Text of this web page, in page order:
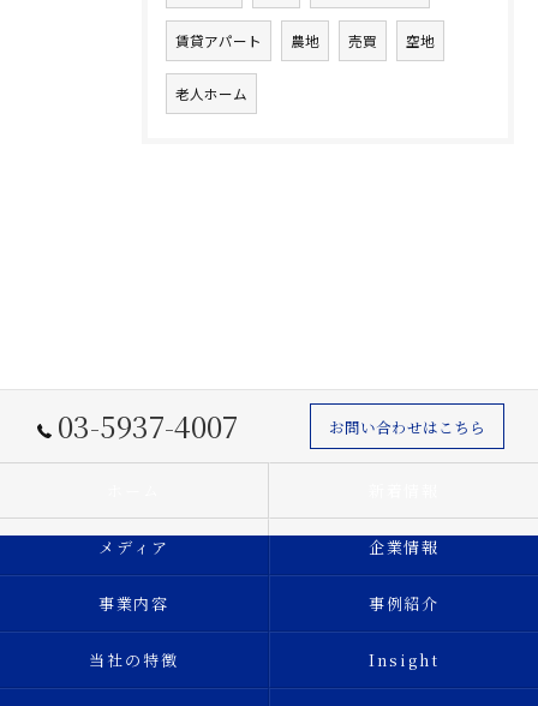
賃貸アパート 農地 売買 空地
老人ホーム
03-5937-4007 お問い合わせはこちら
メディア 企業情報
事業内容 事例紹介
当社の特徴 Insight